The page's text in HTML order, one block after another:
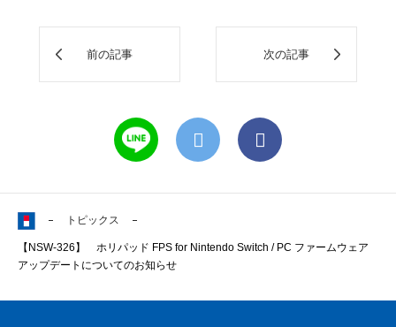
前の記事 次の記事
トピックス
【NSW-326】 ホリパッド FPS for Nintendo Switch / PC ファームウェア
アップデートについてのお知らせ